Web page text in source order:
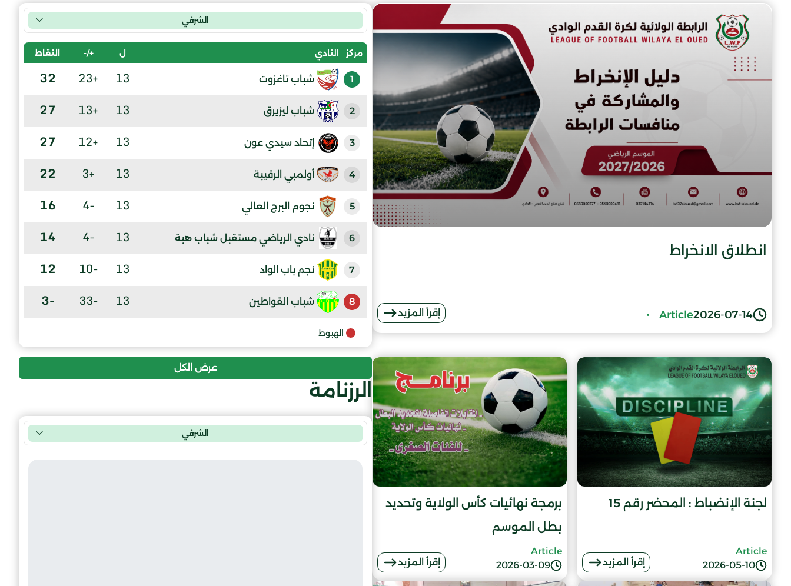
انطلاق الانخراط
2026-07-14
Article إقرأ المزيد
لجنة الإنضباط : المحضر رقم 15
2026-05-10
Article
إقرأ المزيد
برمجة نهائيات كأس الولاية وتحديد
بطل الموسم
2026-03-09
Article
إقرأ المزيد
الشرفي
مركز النادي ل +/- النقاط
1 شباب تاغزوت 13
+23
32
2 شباب ليزيرق 13
+13
27
3 إتحاد سيدي عون 13
+12
27
4 أولمبي الرقيبة 13
+3
22
5 نجوم البرج العالي 13
-4
16
6 نادي الرياضي مستقبل شباب هبة 13
-4
14
7 نجم باب الواد 13
-10
12
8 شباب القواطين 13
-33
-3
الهبوط
عرض الكل
الرزنامة
الشرفي